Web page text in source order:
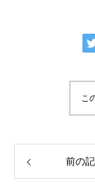
こ
前の